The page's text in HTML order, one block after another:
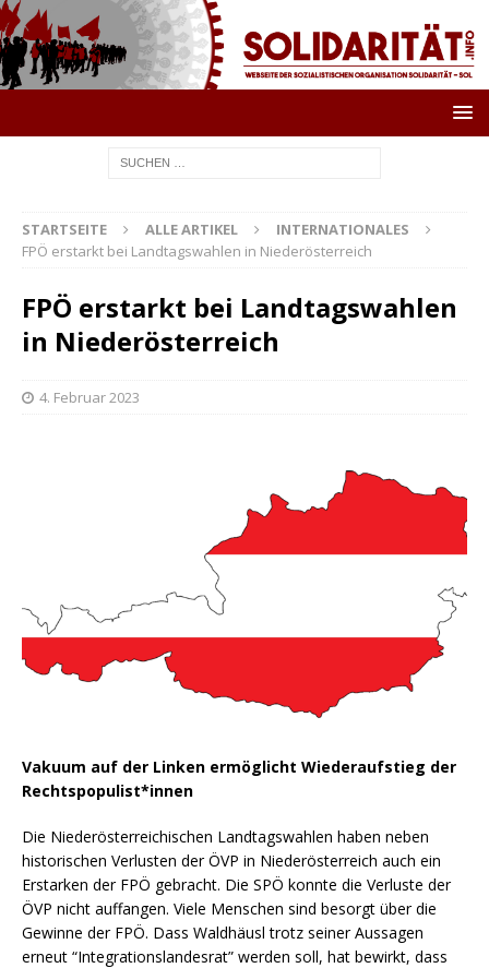
STARTSEITE ALLE ARTIKEL
INTERNATIONALES
FPÖ erstarkt bei Landtagswahlen in Niederösterreich
FPÖ erstarkt bei Landtagswahlen
in Niederösterreich
4. Februar 2023
Vakuum auf der Linken ermöglicht Wiederaufstieg der
Rechtspopulist*innen
Die Niederösterreichischen Landtagswahlen haben neben
historischen Verlusten der ÖVP in Niederösterreich auch ein
Erstarken der FPÖ gebracht. Die SPÖ konnte die Verluste der
ÖVP nicht auffangen. Viele Menschen sind besorgt über die
Gewinne der FPÖ. Dass Waldhäusl trotz seiner Aussagen
erneut “Integrationslandesrat” werden soll, hat bewirkt, dass